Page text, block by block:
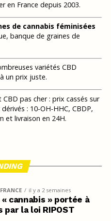
en France depuis 2003.
de cannabis féminisées
banque de graines de
variétés CBD
un prix juste.
pas cher : prix cassés sur
: 10-OH-HHC, CBDP,
et livraison en 24H.
il y a 2 semaines
« cannabis » portée à
par la loi RIPOST